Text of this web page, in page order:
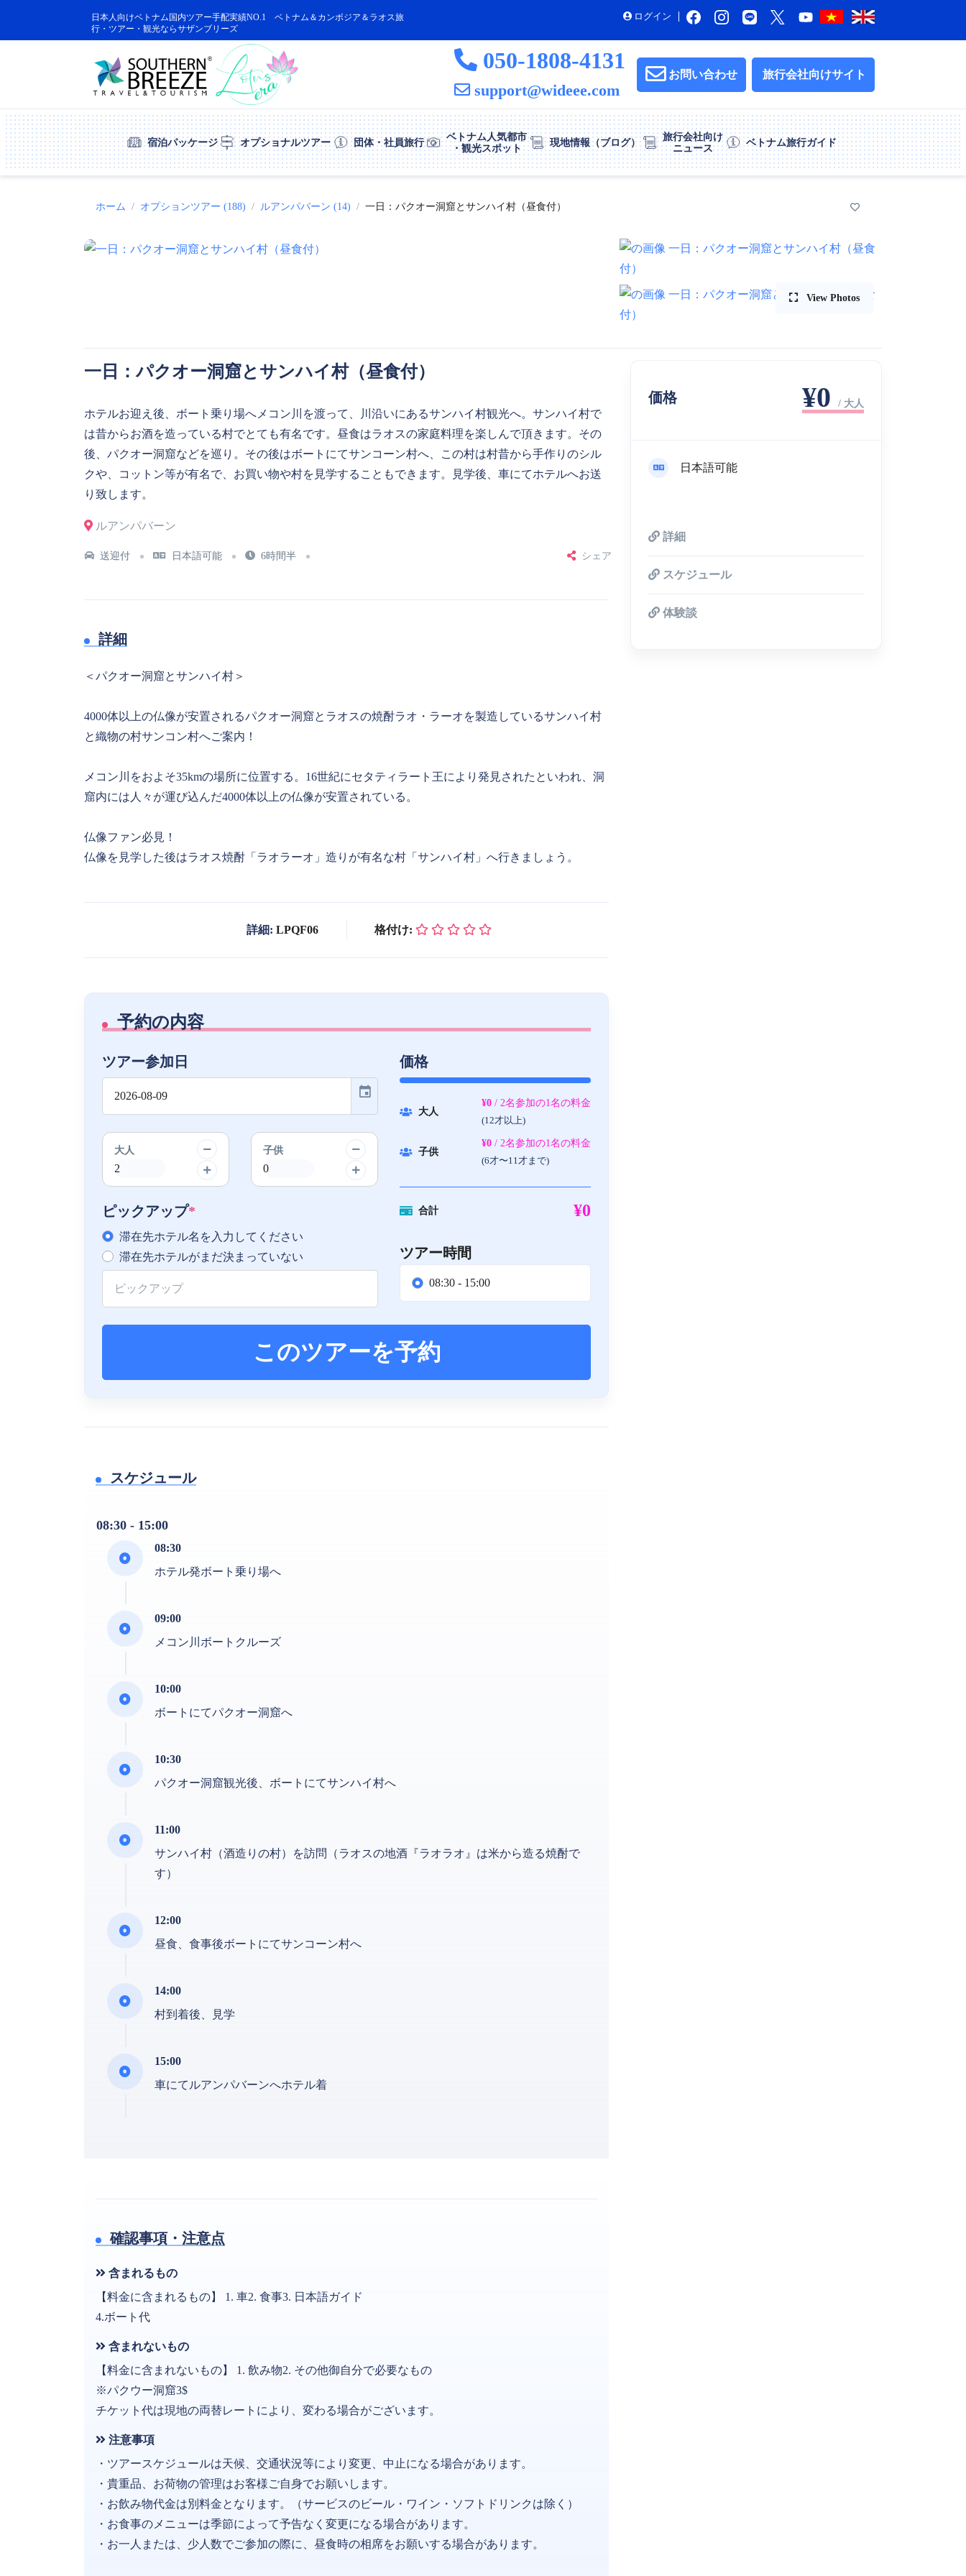
日本人向けベトナム国内ツアー手配実績NO.1 ベトナム＆カンボジア＆ラオス旅
行・ツアー・観光ならサザンブリーズ
ログイン
050-1808-4131
support@wideee.com
お問い合わせ 旅行会社向けサイト
宿泊パッケージ オプショナルツアー 団体・社員旅行
ベトナム人気都市
・観光スポット
現地情報（ブログ）
旅行会社向け
ニュース
ベトナム旅行ガイド
ホーム オプションツアー (188) ルアンパバーン (14) 一日：パクオー洞窟とサンハイ村（昼食付）
View Photos
一日：パクオー洞窟とサンハイ村（昼食付）
ホテルお迎え後、ボート乗り場へメコン川を渡って、川沿いにあるサンハイ村観光へ。サンハイ村で
は昔からお酒を造っている村でとても有名です。昼食はラオスの家庭料理を楽しんで頂きます。その
後、パクオー洞窟などを巡り。その後はボートにてサンコーン村へ、この村は村昔から手作りのシル
クや、コットン等が有名で、お買い物や村を見学することもできます。見学後、車にてホテルへお送
り致します。
ルアンパバーン
送迎付 日本語可能 6時間半 シェア
詳細
＜パクオー洞窟とサンハイ村＞
4000体以上の仏像が安置されるパクオー洞窟とラオスの焼酎ラオ・ラーオを製造しているサンハイ村
と織物の村サンコン村へご案内！
メコン川をおよそ35kmの場所に位置する。16世紀にセタティラート王により発見されたといわれ、洞
窟内には人々が運び込んだ4000体以上の仏像が安置されている。
仏像ファン必見！
仏像を見学した後はラオス焼酎「ラオラーオ」造りが有名な村「サンハイ村」へ行きましょう。
詳細: LPQF06 格付け:
予約の内容
ツアー参加日
event
大人 子供
ピックアップ*
滞在先ホテル名を入力してください
滞在先ホテルがまだ決まっていない
価格
大人
¥0 / 2名参加の1名の料金
(12才以上)
子供
¥0 / 2名参加の1名の料金
(6才〜11才まで)
合計 ¥0
ツアー時間
08:30 - 15:00
このツアーを予約
スケジュール
08:30 - 15:00
08:30
ホテル発ボート乗り場へ
09:00
メコン川ボートクルーズ
10:00
ボートにてパクオー洞窟へ
10:30
パクオー洞窟観光後、ボートにてサンハイ村へ
11:00
サンハイ村（酒造りの村）を訪問（ラオスの地酒『ラオラオ』は米から造る焼酎で
す）
12:00
昼食、食事後ボートにてサンコーン村へ
14:00
村到着後、見学
15:00
車にてルアンパバーンへホテル着
確認事項・注意点
含まれるもの
【料金に含まれるもの】 1. 車2. 食事3. 日本語ガイド
4.ボート代
含まれないもの
【料金に含まれないもの】 1. 飲み物2. その他御自分で必要なもの
※パクウー洞窟3$
チケット代は現地の両替レートにより、変わる場合がございます。
注意事項
・ツアースケジュールは天候、交通状況等により変更、中止になる場合があります。
・貴重品、お荷物の管理はお客様ご自身でお願いします。
・お飲み物代金は別料金となります。（サービスのビール・ワイン・ソフトドリンクは除く）
・お食事のメニューは季節によって予告なく変更になる場合があります。
・お一人または、少人数でご参加の際に、昼食時の相席をお願いする場合があります。
価格 ¥0 / 大人
日本語可能
詳細
スケジュール
体験談